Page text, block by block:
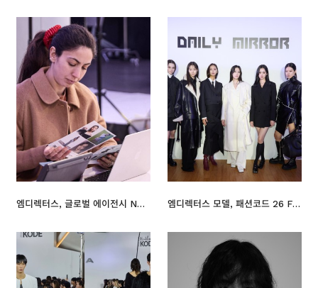
엠디렉터스, 글로벌 에이전시 NEXT Paris와 스카우팅… 파리 시장 공략 엠디렉터스 모델, 패션코드 26 FW ‘데일리미러’ 런웨이 무대서 활약